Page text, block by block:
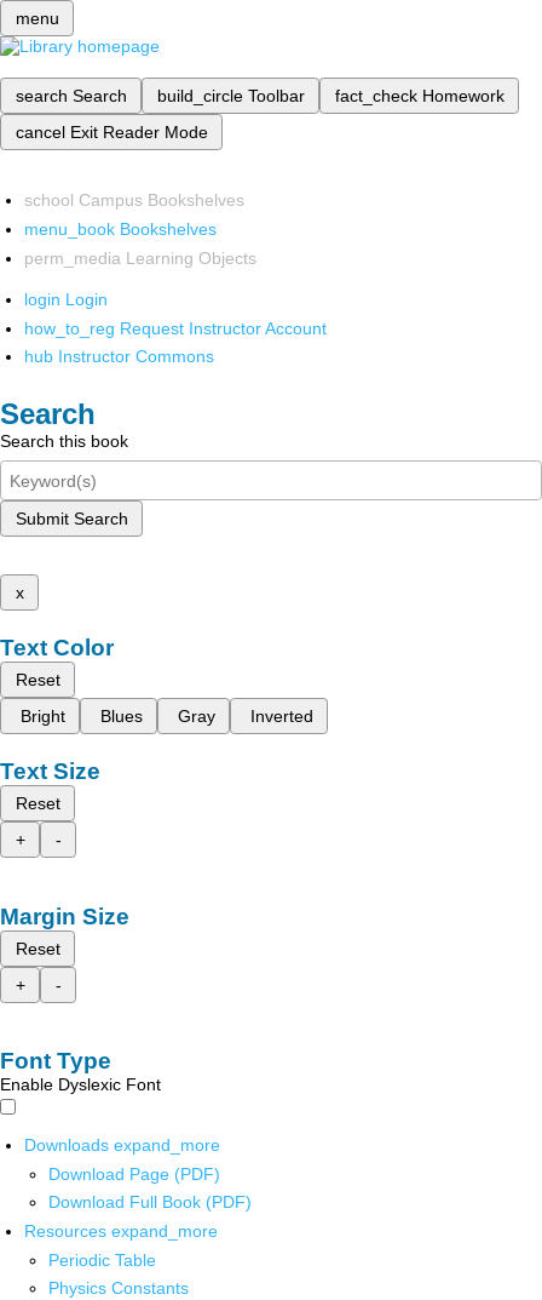
menu
search Search build_circle Toolbar fact_check Homework
cancel Exit Reader Mode
school Campus Bookshelves
menu_book Bookshelves
perm_media Learning Objects
login Login
how_to_reg Request Instructor Account
hub Instructor Commons
Search
Search this book
Submit Search
x
Text Color
Reset
Bright
Blues Gray Inverted
Text Size
Reset
+
-
Margin Size
Reset
+
-
Font Type
Enable Dyslexic Font
Downloads expand_more
Download Page (PDF)
Download Full Book (PDF)
Resources expand_more
Periodic Table
Physics Constants